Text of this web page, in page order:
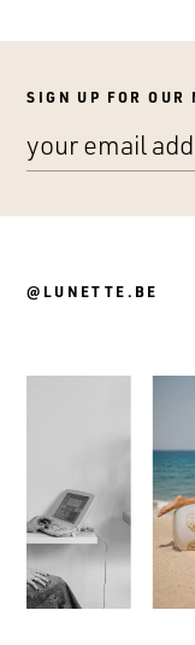
SIGN UP FOR OUR
@LUNETTE.BE